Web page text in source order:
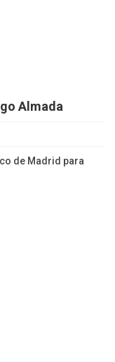
Almada
de Madrid para